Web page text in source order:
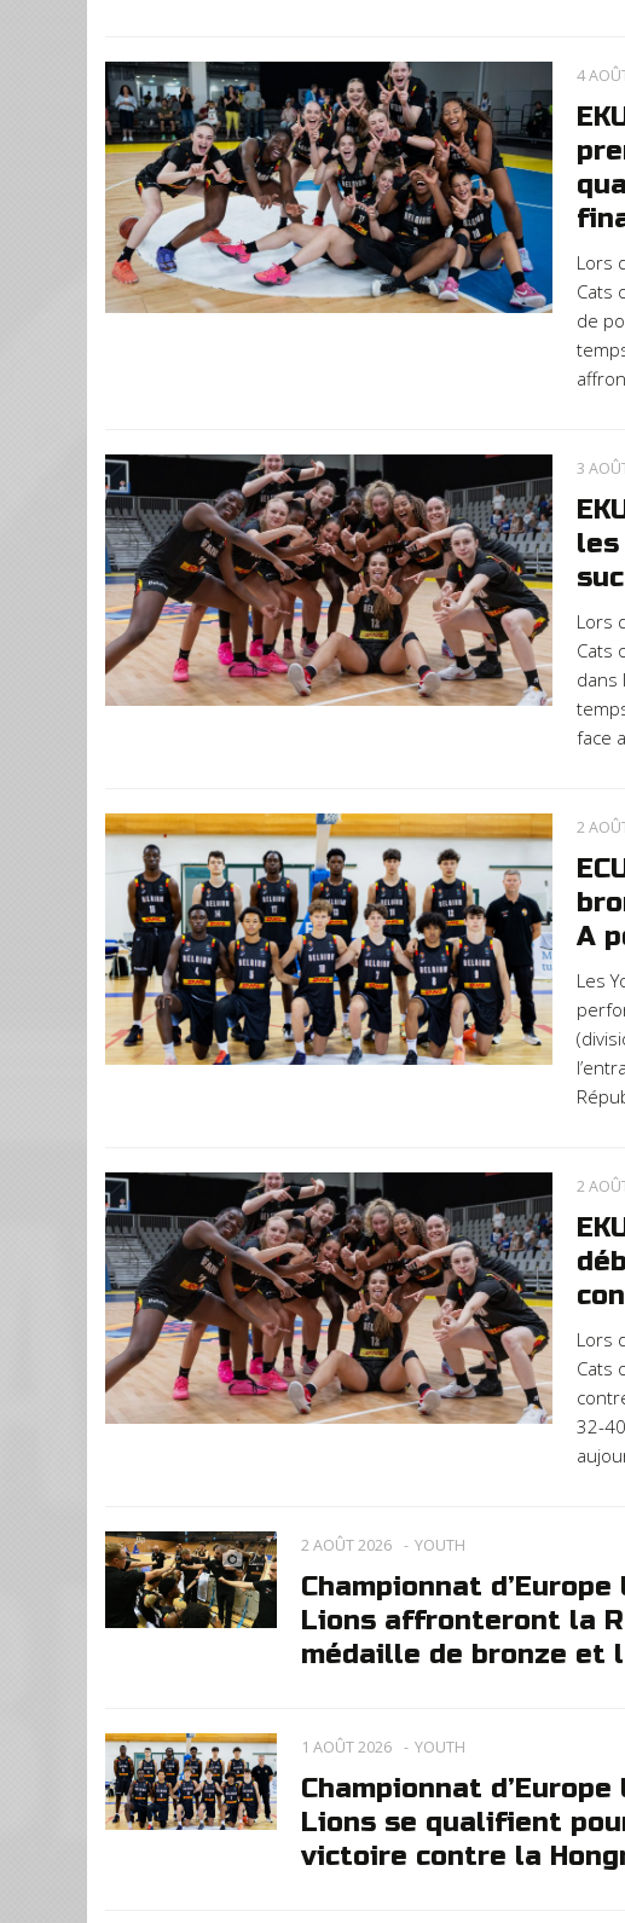
4
Lors
Cats
de
3
les
Lors
Cats
dans
face
2
A
Les
2
Lors
Cats
32-
2
2 AOÛT 2026 YOUTH
Championnat
Lions affronteront la
médaille de bronze et
1 AOÛT 2026 YOUTH
Championnat
Lions se qualifient
victoire contre la